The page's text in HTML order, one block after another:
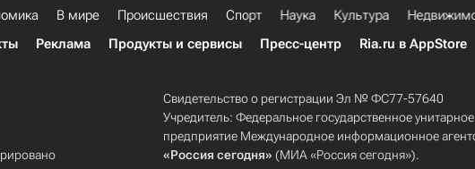
В мире Происшествия Спорт Наука Культура
Реклама Продукты и сервисы Пресс-центр Ria.ru в AppStore
Свидетельство о регистрации Эл № ФС77-57640
Учредитель: Федеральное государственное унитарное
предприятие Международное информационное
«Россия сегодня» (МИА «Россия сегодня»).